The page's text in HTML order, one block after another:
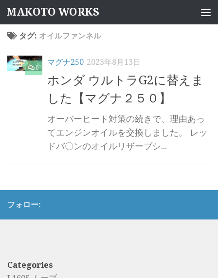
コンテンツへスキップ
MAKOTO WORKS
タグ: オイルファンネル
0
マグナ250 2023年8月13日
ホンダ ウルトラG2に替えま
した【マグナ２５０】
オーバーヒート対策の続きで、理由あっ
てエンジンオイルを交換しました。 レッ
ドバ〇ンのオイルリザーブシ...
フォロー:
Categories